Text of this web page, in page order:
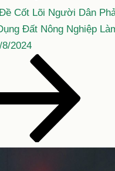
Cốt Lõi Người Dân
Đất Nông Nghiệp
2024